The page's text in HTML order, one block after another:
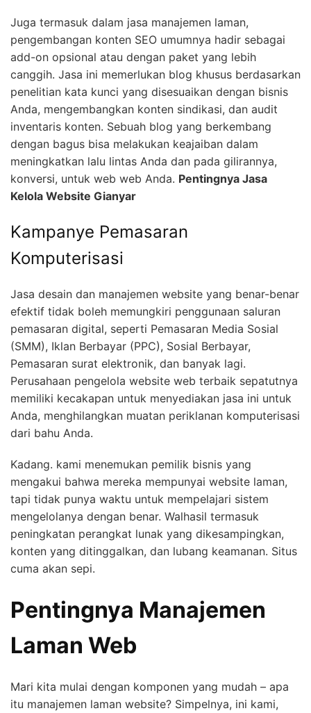
Juga termasuk dalam jasa manajemen laman,
pengembangan konten SEO umumnya hadir sebagai
add-on opsional atau dengan paket yang lebih
canggih. Jasa ini memerlukan blog khusus berdasarkan
penelitian kata kunci yang disesuaikan dengan bisnis
Anda, mengembangkan konten sindikasi, dan audit
inventaris konten. Sebuah blog yang berkembang
dengan bagus bisa melakukan keajaiban dalam
meningkatkan lalu lintas Anda dan pada gilirannya,
konversi, untuk web web Anda. Pentingnya Jasa
Kelola Website Gianyar
Kampanye Pemasaran
Komputerisasi
Jasa desain dan manajemen website yang benar-benar
efektif tidak boleh memungkiri penggunaan saluran
pemasaran digital, seperti Pemasaran Media Sosial
(SMM), Iklan Berbayar (PPC), Sosial Berbayar,
Pemasaran surat elektronik, dan banyak lagi.
Perusahaan pengelola website web terbaik sepatutnya
memiliki kecakapan untuk menyediakan jasa ini untuk
Anda, menghilangkan muatan periklanan komputerisasi
dari bahu Anda.
Kadang. kami menemukan pemilik bisnis yang
mengakui bahwa mereka mempunyai website laman,
tapi tidak punya waktu untuk mempelajari sistem
mengelolanya dengan benar. Walhasil termasuk
peningkatan perangkat lunak yang dikesampingkan,
konten yang ditinggalkan, dan lubang keamanan. Situs
cuma akan sepi.
Pentingnya Manajemen
Laman Web
Mari kita mulai dengan komponen yang mudah – apa
itu manajemen laman website? Simpelnya, ini kami,